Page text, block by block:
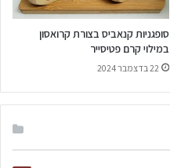
סופגניות קנאביס בצורת קרואסון
במילוי קרם פטיסייר
22 בדצמבר 2024